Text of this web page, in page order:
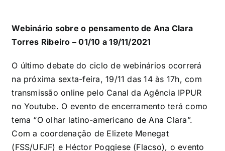
Webinário sobre o pensamento de Ana Clara
Torres Ribeiro – 01/10 a 19/11/2021
O último debate do ciclo de webinários ocorrerá
na próxima sexta-feira, 19/11 das 14 às 17h, com
transmissão online pelo Canal da Agência IPPUR
no Youtube. O evento de encerramento terá como
tema “O olhar latino-americano de Ana Clara”.
Com a coordenação de Elizete Menegat
(FSS/UFJF) e Héctor Poggiese (Flacso), o evento